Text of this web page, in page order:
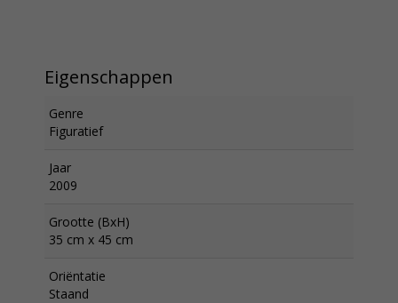
Eigenschappen
Genre
Figuratief
Jaar
2009
Grootte (BxH)
35 cm x 45 cm
Oriëntatie
Staand